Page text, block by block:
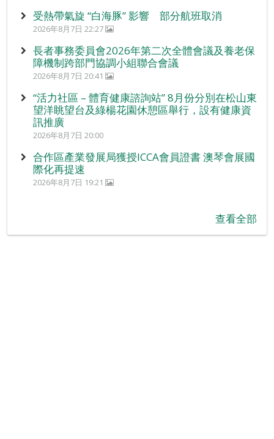
受熱帶氣旋 “白海豚” 影響 部分航班取消
2026年8月7日 22:27
長者事務委員會2026年第二次全體會議及養老保
障機制跨部門協調小組聯合會議
2026年8月7日 20:41
“活力社區 – 體育健康諮詢站” 8月份分別在松山東
望洋眺望台及綠楊花園休憩區舉行，設有健康資
訊推廣
2026年8月7日 20:00
合作區產業發展局獲授ICCA會員證書 澳琴會展國
際化再提速
2026年8月7日 19:21
查看全部